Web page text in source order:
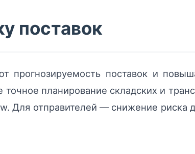
поставок
прогнозируемость поставок и
точное планирование складских и
Для отправителей — снижение риска